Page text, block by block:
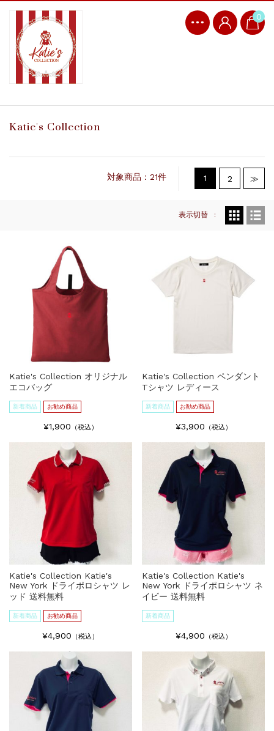
0
Katie's Collection
1 2 ≫
対象商品：21件
表示切替
Katie's Collection オリジナル
エコバッグ
新着商品 お勧め商品
¥1,900 （税込）
Katie's Collection ペンダント
Tシャツ レディース
新着商品 お勧め商品
¥3,900 （税込）
Katie's Collection Katie's
New York ドライポロシャツ レ
ッド 送料無料
新着商品 お勧め商品
¥4,900 （税込）
Katie's Collection Katie's
New York ドライポロシャツ ネ
イビー 送料無料
新着商品
¥4,900 （税込）